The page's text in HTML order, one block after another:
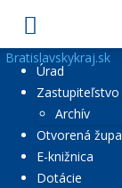
Bratislavskykraj.sk
Úrad
Zastupiteľstvo
Archív
Otvorená župa
E-knižnica
Dotácie